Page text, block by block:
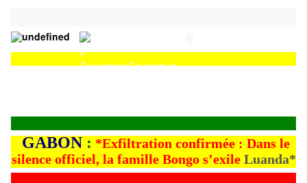
CouvertureCouverture
GABON: *Exfiltration confirmée : Dans le
silence officiel, la famille Bongo s’exile Luanda*